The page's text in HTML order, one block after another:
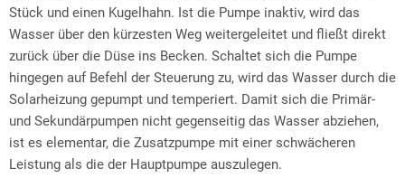
Stück und einen Kugelhahn. Ist die Pumpe inaktiv, wird das
Wasser über den kürzesten Weg weitergeleitet und fließt direkt
zurück über die Düse ins Becken. Schaltet sich die Pumpe
hingegen auf Befehl der Steuerung zu, wird das Wasser durch die
Solarheizung gepumpt und temperiert. Damit sich die Primär-
und Sekundärpumpen nicht gegenseitig das Wasser abziehen,
ist es elementar, die Zusatzpumpe mit einer schwächeren
Leistung als die der Hauptpumpe auszulegen.